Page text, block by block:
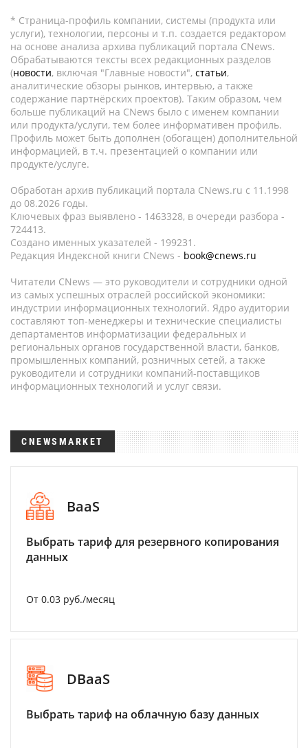
* Страница-профиль компании, системы (продукта или
услуги), технологии, персоны и т.п. создается редактором
на основе анализа архива публикаций портала CNews.
Обрабатываются тексты всех редакционных разделов
(новости, включая "Главные новости", статьи,
аналитические обзоры рынков, интервью, а также
содержание партнёрских проектов). Таким образом, чем
больше публикаций на CNews было с именем компании
или продукта/услуги, тем более информативен профиль.
Профиль может быть дополнен (обогащен) дополнительной
информацией, в т.ч. презентацией о компании или
продукте/услуге.
Обработан архив публикаций портала CNews.ru c 11.1998
до 08.2026 годы.
Ключевых фраз выявлено - 1463328, в очереди разбора -
724413.
Создано именных указателей - 199231.
Редакция Индексной книги CNews - book@cnews.ru
Читатели CNews — это руководители и сотрудники одной
из самых успешных отраслей российской экономики:
индустрии информационных технологий. Ядро аудитории
составляют топ-менеджеры и технические специалисты
департаментов информатизации федеральных и
региональных органов государственной власти, банков,
промышленных компаний, розничных сетей, а также
руководители и сотрудники компаний-поставщиков
информационных технологий и услуг связи.
CNEWSMARKET
BaaS
Выбрать тариф для резервного копирования
данных
От 0.03 руб./месяц
DBaaS
Выбрать тариф на облачную базу данных